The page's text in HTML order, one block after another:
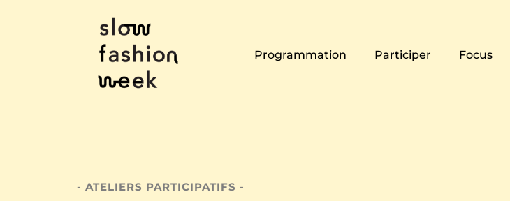
Programmation Participer Focus
- ATELIERS PARTICIPATIFS -